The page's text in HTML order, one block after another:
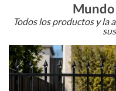
Todos los productos y la